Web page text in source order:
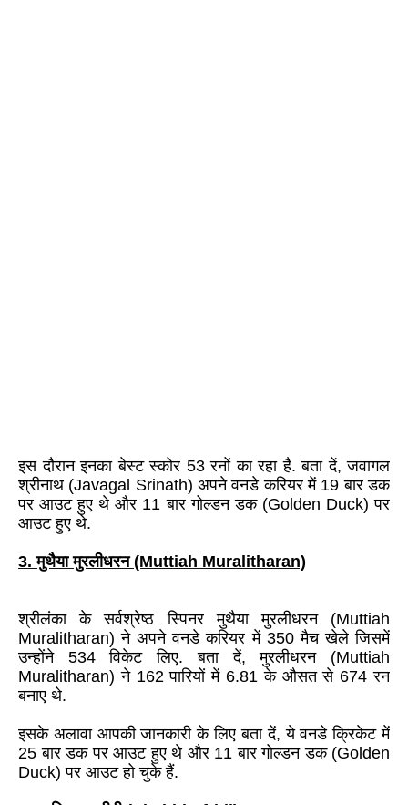
इस दौरान इनका बेस्ट स्कोर 53रनों का रहा है. बता दें, जवागल
श्रीनाथ (Javagal Srinath)अपने वनडे करियर में 19 बार डक
पर आउट हुए थे और 11 बार गोल्डन डक (Golden Duck) पर
आउट हुए थे.
3. मुथैया मुरलीधरन (Muttiah Muralitharan)
श्रीलंका के सर्वश्रेष्ठ स्पिनर मुथैया मुरलीधरन (Muttiah
Muralitharan)ने अपने वनडे करियर में 350मैच खेले जिसमें
उन्होंने 534विकेट लिए. बता दें, मुरलीधरन (Muttiah
Muralitharan)ने 162पारियों में 6.81 के औसत से 674 रन
बनाए थे.
इसके अलावा आपकी जानकारी के लिए बता दें, ये वनडे क्रिकेट में
25 बार डक पर आउट हुए थे और 11 बार गोल्डन डक (Golden
Duck) पर आउट हो चुके हैं.